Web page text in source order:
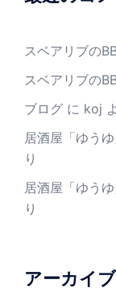
スベアリブの
スベアリブの
ブログ に koj
居酒屋「ゆう
り
居酒屋「ゆう
り
アーカイブ